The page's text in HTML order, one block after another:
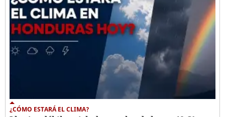
¿CÓMO ESTARÁ EL CLIMA?